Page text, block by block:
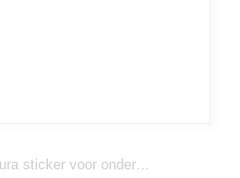
sticker voor onder…